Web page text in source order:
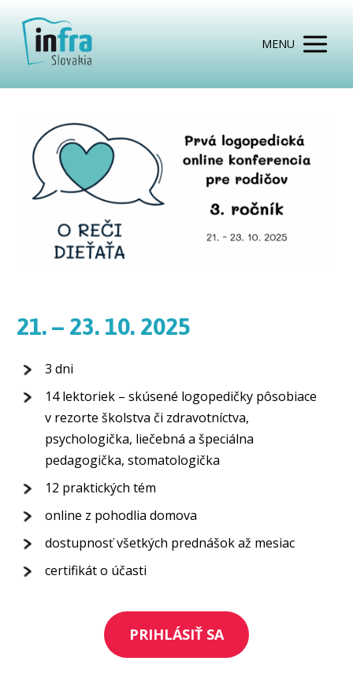
MENU
21. – 23. 10. 2025
3 dni
14 lektoriek – skúsené logopedičky pôsobiace
v rezorte školstva či zdravotníctva,
psychologička, liečebná a špeciálna
pedagogička, stomatologička
12 praktických tém
online z pohodlia domova
dostupnosť všetkých prednášok až mesiac
certifikát o účasti
PRIHLÁSIŤ SA